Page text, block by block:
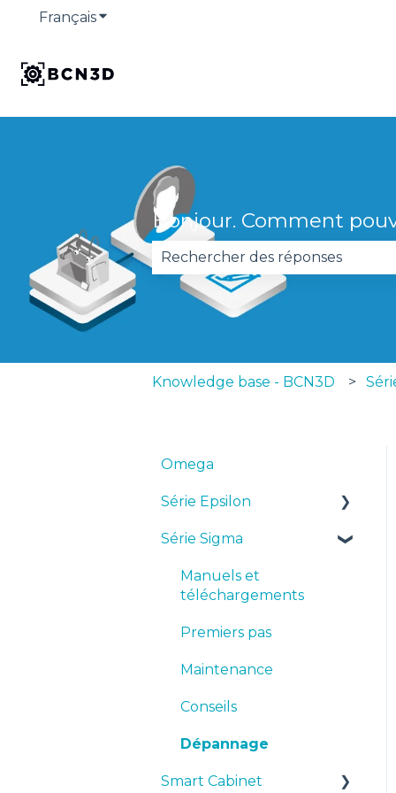
FrançaisAfficher le sous-menu pour les traductions
Bonjour. Comment
Il n'y a aucune suggestion car
Knowledge base - BCN3D
Omega
Série Epsilon
Manuels et
Premiers pas
Maintenance
Conseils
Dépannage
Série Sigma
Manuels et
téléchargements
Premiers pas
Maintenance
Conseils
Dépannage
Smart Cabinet